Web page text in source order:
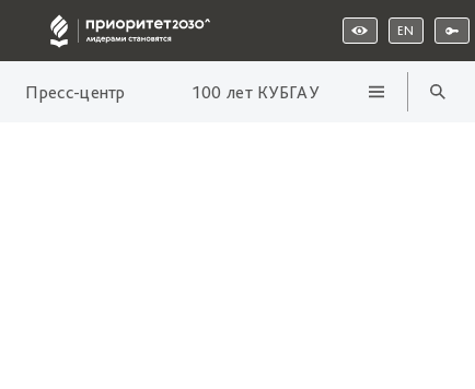
EN
Пресс-центр 100 лет КУБГАУ